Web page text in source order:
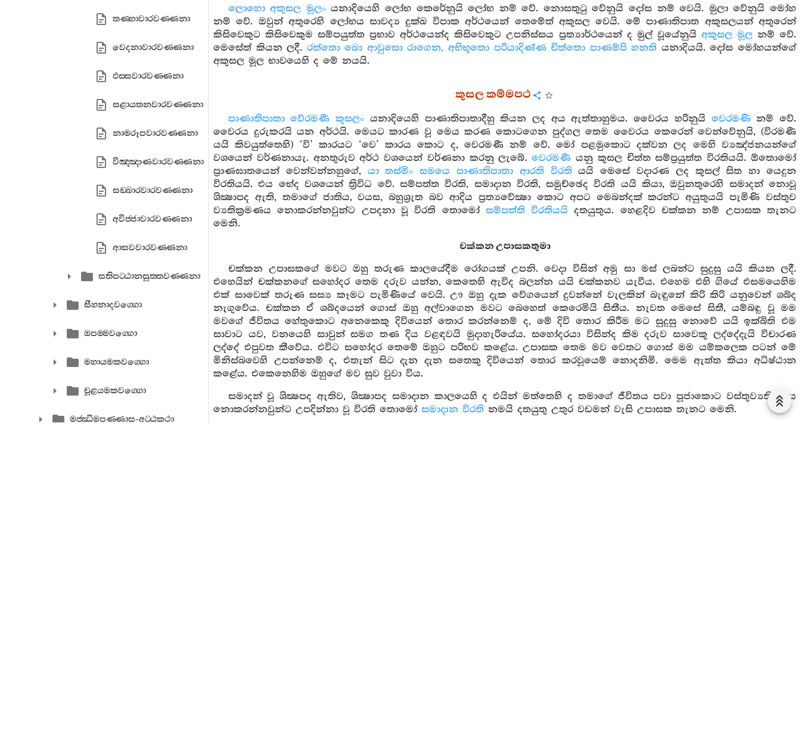
තණ‍්හාවාරවණ‍්ණනා
වෙදනාවාරවණ‍්ණනා
ඵස‍්සවාරවණ‍්ණනා
සළායතනවාරවණ‍්ණනා
නාමරූපවාරවණ‍්ණනා
විඤ‍්ඤාණවාරවණ‍්ණනා
සඞ‍්ඛාරවාරවණ‍්ණනා
අවිජ‍්ජාවාරවණ‍්ණනා
ආසවවාරවණ‍්ණනා
සතිපට‍්ඨානසුත‍්තවණ‍්ණනා
සීහනාදවග‍්ගො
ඔපම‍්මවග‍්ගො
මහායමකවග‍්ගො
චූළයමකවග‍්ගො
මජ‍්ඣිමපණ‍්ණාස-අට‍්ඨකථා
ලොහො අකුසල මූලංයනාදියෙහි ලෝභ කෙරේනුයි ලෝභ නම් වේ. නොසතුටු වේනුයි දෝස නම් වෙයි. මුලා වේනුයි මෝහ
නම් වේ. ඔවුන් අතුරෙහි ලෝභය සාවද්‍ය දුක්ඛ විපාක අර්ථයෙන් තෙමේත් අකුසල වෙයි. මේ පාණාතිපාත අකුසලයන් අතුරෙන්
කිසිවෙකුට කිසිවෙකුම සම්පයුත්ත ප්‍රභාව අර්ථයෙන්ද කිසිවෙකුට උපනිස්සය ප්‍රත්‍යාර්ථයෙන් ද මුල් වූයේනුයි අකුසල මූලනම් වේ.
මෙසේත් කියන ලදී. රත්තො ඛො ආවුසො රාගෙන, අභිභූතො පරියාදිණ්ණ චිත්තො පාණම්පි හනති යනාදියයි. දෝස මෝහයන්ගේ
අකුසල මූල භාවයෙහි ද මේ නයයි.
කුසල කම්මපථ
පාණාතිපාතා වේරමණී කුසලං යනාදියෙහි පාණාතිපාතාදීහු කියන ලද අය ඇත්තාහුමය. වෛරය හරිනුයි වෙරමණි නම් වේ.
වෛරය දුරුකරයි යන අර්ථයි. මෙයට කාරණ වූ මෙය කරණ කොටගෙන පුද්ගල තෙම වෛරය කෙරෙන් වෙන්වේනුයි, (විරමණී
යයි කිවයුත්තෙහි) ‘වි’ කාරයට ‘වෙ’ කාරය කොට ද, වෙරමණී නම් වේ. මෝ පළමුකොට දක්වන ලද මෙහි ව්‍යඤ්ජනයන්ගේ
වශයෙන් වර්ණනායැ. අනතුරුව අර්ථ වශයෙන් වර්ණනා කරනු ලැබේ.වෙරමණී යනු කුසල චිත්ත සම්ප්‍රයුත්ත විරතියයි. ඕතොමෝ
ප්‍රාණඝාතයෙන් වෙන්වන්නහුගේ, යා තස්මිං සමයෙ පාණාතිපාතා ආරති විරති යයි මෙසේ වදාරණ ලද කුසල් සිත හා යෙදුන
විරතියයි. එය භේද වශයෙන් ත්‍රිවිධ වේ. සම්පත්ත විරති, සමාදාන විරති, සමුච්ඡෙද විරති යයි කියා, ඔවුනතුරෙහි සමාදන් නොවූ
ශික්‍ෂාපද ඇති, තමාගේ ජාතිය, වයස, බහුශ්‍රැත බව ආදිය ප්‍රත්‍යවේක්‍ෂා කොට අපට මෙබන්දක් කරන්ට අයුතුයයි පැමිණි වස්තුව
ව්‍යතික්‍රමණය නොකරන්නවුන්ට උපදනා වූ විරති තොමෝ සම්පත්ති විරතියයි දතයුතුය. හෙළදිව චක්කන නම් උපාසක තැනට
මෙනි.
චක්කන උපාසකතුමා
චක්කන උපාසකගේ මවට ඔහු තරුණ කාලයේදීම රෝගයක් උපනි. වෙදා විසින් අමු සා මස් ලබන්ට සුදුසු යයි කියන ලදී.
එහෙයින් චක්කනගේ සහෝදර තෙම දරුව යන්න, කෙතෙහි ඇවිද බලන්න යයි චක්කනව යැවීය. එහෙම එහි ගියේ එසමයෙහිම
එක් සාවෙක් තරුණ සස්‍ය කෑමට පැමිණියේ වෙයි. ඌ ඔහු දැක වේගයෙන් දුවන්නේ වැලකින් බැඳුනේ කිරි කිරි යනුවෙන් ශබ්ද
නැගුවේය. චක්කන ඒ ශබ්දයෙන් ගොස් ඔහු අල්වාගෙන මවට බෙහෙත් කෙරෙමියි සිතීය. නැවත මෙසේ සිතී, යම්බඳු වූ මම
මවගේ ජීවිතය හේතුකොට අනෙකෙකු දිවියෙන් තොර කරන්නෙම් ද, මේ දිවි තොර කිරීම මට සුදුසු නොවේ යයි ඉක්බිති එම
සාවාට යව, වනයෙහි සාවුන් සමග තණ දිය වළඳවයි මුදාහැරියේය. සහෝදරයා විසින්ද කිම දරුව සාවෙකු ලද්දේදැයි විචාරණ
ලද්දේ එපුවත කීවේය. එවිට සහෝදර තෙමේ ඔහුට පරිභව කළේය. උපාසක තෙම මව වෙතට ගොස් මම යම්කලෙක පටන් මේ
මිනිස්බවෙහි උපන්නෙම් ද, එතැන් සිට දැන දැන සතෙකු දිවියෙන් තොර කරවූයෙම් නොදනිමි. මෙම ඇත්ත කියා අධිෂ්ඨාන
කළේය. එකෙනෙහිම ඔහුගේ මව සුව වුවා විය.
සමාදන් වූ ශික්‍ෂපද ඇතිව, ශික්‍ෂාපද සමාදාන කාලයෙහි ද එයින් මත්තෙහි ද තමාගේ ජීවිතය පවා පූජාකොට වස්තුව්‍යතික්‍රමය
නොකරන්නවුන්ට උපදින්නා වූ විරති තොමෝ සමාදාන විරති නමයි දතයුතු උතුර වඩමන් වැසි උපාසක තැනට මෙනි.